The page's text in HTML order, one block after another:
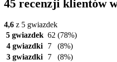
45 recenzji klientów
4,6 z 5 gwiazdek
5 gwiazdek 62 (78%)
4 gwiazdki
7
(8%)
3 gwiazdki
7
(8%)